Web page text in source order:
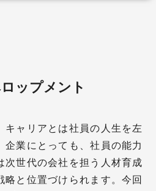
ップメント
キャリアとは社員の人生を左
企業にとっても、社員の能力
次世代の会社を担う人材育成
と位置づけられます。今回